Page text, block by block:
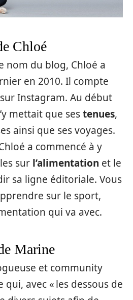
Chloé
nom du blog, Chloé a
en 2010. Il compte
Instagram. Au début
mettait que sestenues,
ainsi que ses voyages.
a commencé à y
sur l’alimentation et le
sa ligne éditoriale. Vous
sur le sport,
qui va avec.
Marine
et community
avec « les dessous de